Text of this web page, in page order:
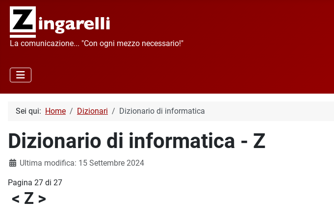
La comunicazione... "Con ogni mezzo necessario!"
Sei qui: Home Dizionari Dizionario di informatica
Dizionario di informatica - Z
Dettagli
Ultima modifica: 15 Settembre 2024
Pagina 27 di 27
< Z >